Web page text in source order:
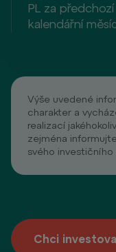
PL za předchozí
kalendářní
Výše uvedené
charakter a
realizací
zejména
svého investičního
Chci